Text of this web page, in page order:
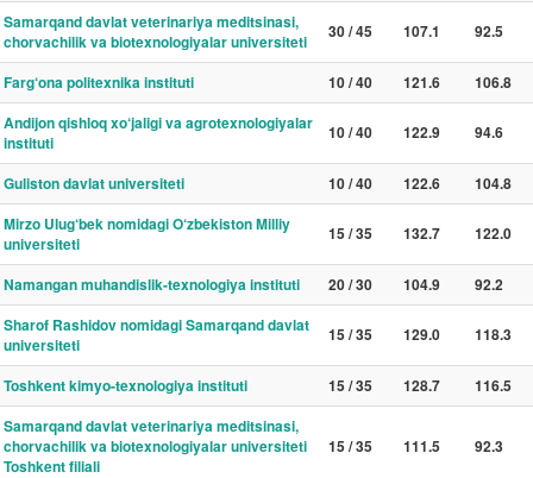
Samarqand davlat veterinariya meditsinasi,
chorvachilik va biotexnologiyalar universiteti
30 / 45 107.1 92.5
Farg‘ona politexnika instituti 10 / 40 121.6
106.8
Andijon qishloq xo‘jaligi va agrotexnologiyalar
instituti
10 / 40 122.9 94.6
Guliston davlat universiteti 10 / 40 122.6
104.8
Mirzo Ulug‘bek nomidagi O‘zbekiston Milliy
universiteti
15 / 35 132.7 122.0
Namangan muhandislik-texnologiya instituti 20 / 30 104.9
92.2
Sharof Rashidov nomidagi Samarqand davlat
universiteti
15 / 35 129.0 118.3
Toshkent kimyo-texnologiya instituti 15 / 35 128.7
116.5
Samarqand davlat veterinariya meditsinasi,
chorvachilik va biotexnologiyalar universiteti
Toshkent filiali
15 / 35 111.5 92.3